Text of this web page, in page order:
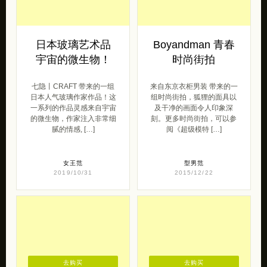
日本玻璃艺术品
宇宙的微生物！
七隐丨CRAFT 带来的一组
日本人气玻璃作家作品！这
一系列的作品灵感来自宇宙
的微生物，作家注入非常细
腻的情感, […]
女王范
2019/10/31
Boyandman 青春
时尚街拍
来自东京衣柜男装 带来的一
组时尚街拍，狐狸的面具以
及干净的画面令人印象深
刻。更多时尚街拍，可以参
阅《超级模特 […]
型男范
2015/12/22
去购买 去购买